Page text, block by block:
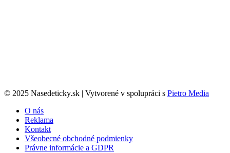
© 2025 Nasedeticky.sk | Vytvorené v spolupráci s Pietro Media
O nás
Reklama
Kontakt
Všeobecné obchodné podmienky
Právne informácie a GDPR